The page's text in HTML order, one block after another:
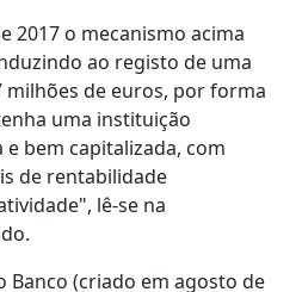
2017 o mecanismo acima
ao registo de uma
milhões de euros, por forma
uma instituição
bem capitalizada, com
de rentabilidade
lê-se na
Banco (criado em agosto de